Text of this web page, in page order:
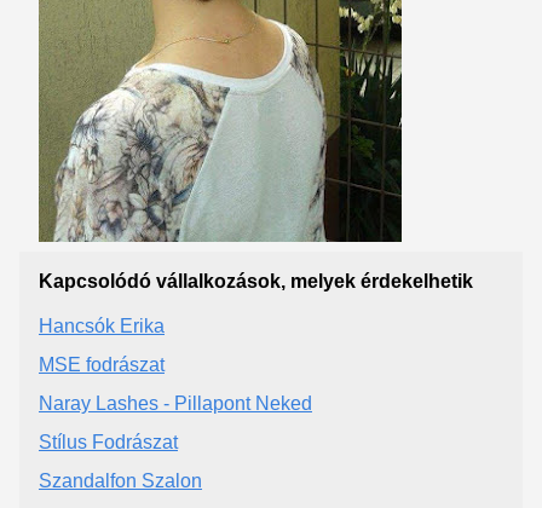
Kapcsolódó vállalkozások, melyek érdekelhetik
Hancsók Erika
MSE fodrászat
Naray Lashes - Pillapont Neked
Stílus Fodrászat
Szandalfon Szalon